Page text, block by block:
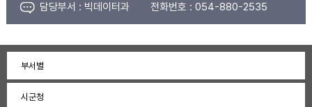
담당부서 : 빅데이터과 전화번호 : 054-880-2535
부서별
시군청